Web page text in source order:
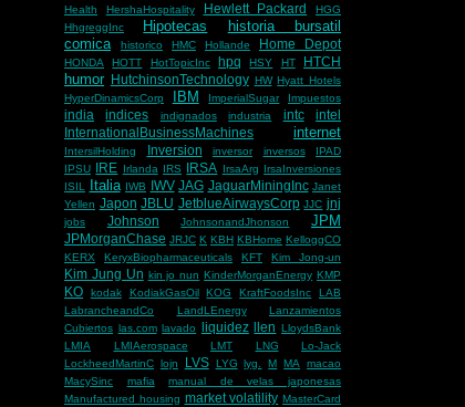
Health
HershaHospitality Hewlett Packard
HGG
HhgreggInc
Hipotecas
historia bursatil
comica
historico HMC Hollande Home Depot
HONDA HOTT HotTopicInc hpq HSY HT HTCH
humor HutchinsonTechnology HW Hyatt Hotels
HyperDinamicsCorp
IBM ImperialSugar Impuestos
india indices indignados industria intc
intel
InternationalBusinessMachines
internet
IntersilHolding Inversion inversor inversos
IPAD
IPSU
IRE Irlanda IRS IRSA IrsaArg
IrsaInversiones
ISIL
Italia IWB IWV JAG JaguarMiningInc Janet
Yellen Japon JBLU JetblueAirwaysCorp JJC jnj
jobs Johnson JohnsonandJhonson JPM
JPMorganChase JRJC K KBH KBHome KelloggCO
KERX
KeryxBiopharmaceuticals KFT Kim Jong-un
Kim Jung Un kin jo nun KinderMorganEnergy KMP
KO kodak KodiakGasOil KOG KraftFoodsInc
LAB
LabrancheandCo
LandLEnergy
Lanzamientos
Cubiertos
las.com lavado liquidez llen
LloydsBank
LMIA
LMIAerospace LMT LNG
Lo-Jack
LockheedMartinC
lojn LVS LYG lyg. M MA macao
MacySinc
mafia
manual de velas japonesas
Manufactured housing market volatility MasterCard